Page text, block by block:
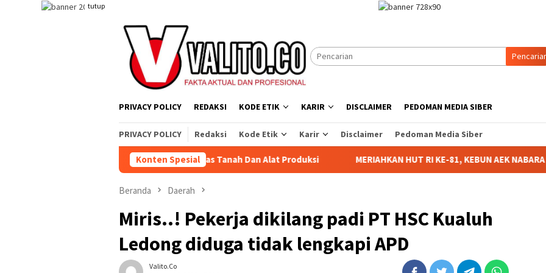
tutup
PRIVACY POLICY REDAKSI KODE ETIK KARIR DISCLAIMER PEDOMAN MEDIA SIBER
PRIVACY POLICY Redaksi Kode Etik Karir Disclaimer Pedoman Media Siber
Konten Spesial
Sistem yang Merampas Tanah Dan Alat Produksi MERIAHKAN HUT RI KE-81, KEBUN AEK NABARA SELATAN RESMI GELAR
Beranda Daerah
Miris..! Pekerja dikilang padi PT HSC Kualuh
Ledong diduga tidak lengkapi APD
Valito.co